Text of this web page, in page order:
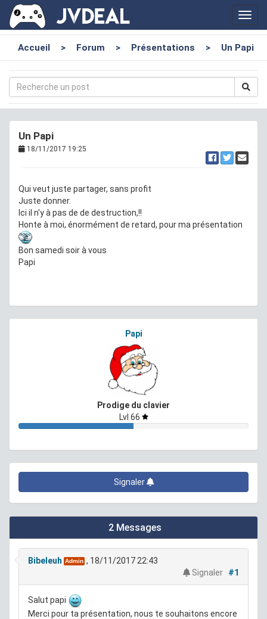
Accueil > Forum > Présentations > Un Papi
Un Papi
18/11/2017 19:25
Qui veut juste partager, sans profit
Juste donner.
Ici il n'y à pas de de destruction,!!
Honte à moi, énormément de retard, pour ma présentation
Bon samedi soir à vous
Papi
Papi
Prodige du clavier
Lvl 66
Signaler
2 Messages
Bibeleuh Admin , 18/11/2017 22:43
Signaler
#1
Salut papi
Merci pour ta présentation, nous te souhaitons encore